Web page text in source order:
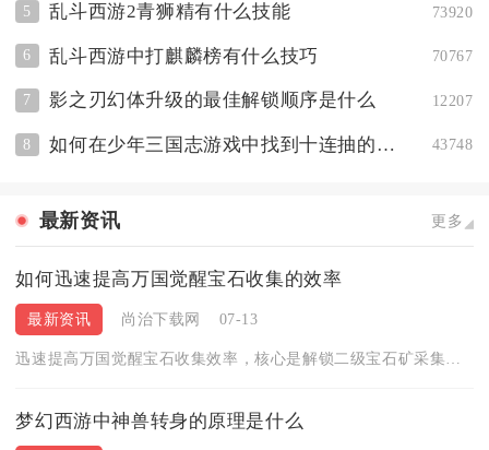
5 乱斗西游2青狮精有什么技能 73920
6 乱斗西游中打麒麟榜有什么技巧 70767
7 影之刃幻体升级的最佳解锁顺序是什么 12207
8 如何在少年三国志游戏中找到十连抽的入口 43748
最新资讯 更多
如何迅速提高万国觉醒宝石收集的效率
最新资讯 尚治下载网 07-13
梦幻西游中神兽转身的原理是什么